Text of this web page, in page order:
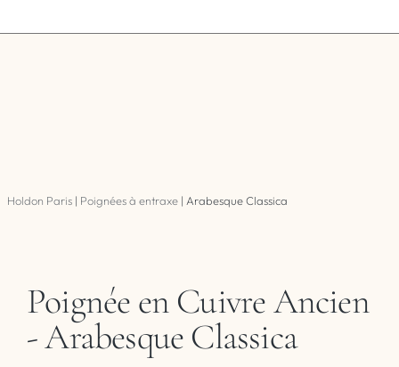
Holdon Paris | Poignées à entraxe | Arabesque Classica
Poignée en Cuivre Ancien
- Arabesque Classica